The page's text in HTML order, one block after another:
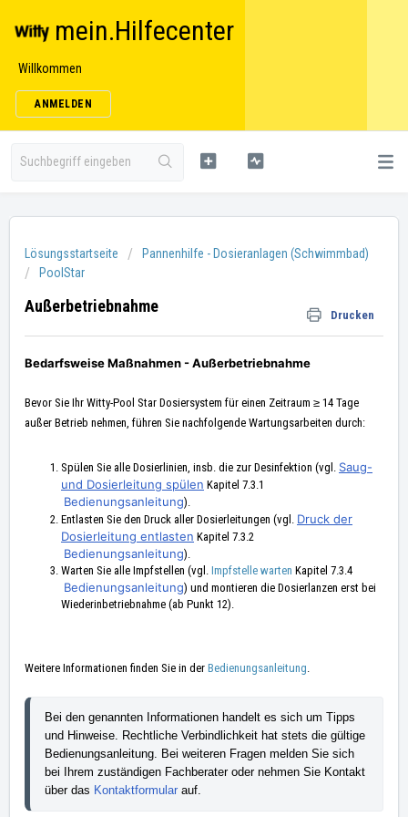
mein.Hilfecenter
Willkommen
ANMELDEN
Lösungsstartseite
Pannenhilfe - Dosieranlagen (Schwimmbad)
PoolStar
Außerbetriebnahme Drucken
Bedarfsweise Maßnahmen - Außerbetriebnahme
Bevor Sie Ihr Witty-Pool Star Dosiersystem für einen Zeitraum ≥ 14 Tage
außer Betrieb nehmen, führen Sie nachfolgende Wartungsarbeiten durch:
Spülen Sie alle Dosierlinien, insb. die zur Desinfektion (vgl. Saug-
und Dosierleitung spülen Kapitel 7.3.1
Bedienungsanleitung).
Entlasten Sie den Druck aller Dosierleitungen (vgl. Druck der
Dosierleitung entlasten Kapitel 7.3.2
Bedienungsanleitung).
Warten Sie alle Impfstellen (vgl. Impfstelle warten Kapitel 7.3.4
Bedienungsanleitung) und montieren die Dosierlanzen erst bei
Wiederinbetriebnahme (ab Punkt 12).
Weitere Informationen finden Sie in der Bedienungsanleitung.
Bei den genannten Informationen handelt es sich um Tipps
und Hinweise. Rechtliche Verbindlichkeit hat stets die gültige
Bedienungsanleitung. Bei weiteren Fragen melden Sie sich
bei Ihrem zuständigen Fachberater oder nehmen Sie Kontakt
über das Kontaktformular auf.